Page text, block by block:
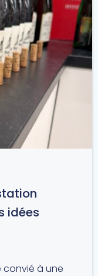
idées
convié à une